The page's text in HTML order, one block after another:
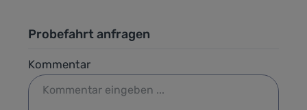
Probefahrt anfragen
Kommentar